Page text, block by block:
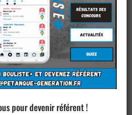
pour devenir référent !